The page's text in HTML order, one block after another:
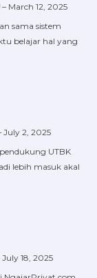
– March 12, 2025
sama sistem
belajar hal yang
July 2, 2025
UTBK
lebih masuk akal
July 18, 2025